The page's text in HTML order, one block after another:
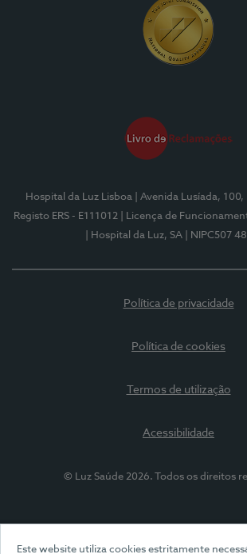
Este website utiliza cookies estritamente
Hospital da Luz Lisboa | Avenida Lusíada,
Registo ERS - E111012
| Licença de
| Hospital da Luz, SA
| NIPC507
Política de privacidade
Política de cookies
Termos de utilização
Acessibilidade
© Luz Saúde 2026. Todos os direitos